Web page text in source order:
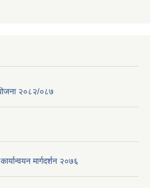
योजना २०८२/०८७
मार्गदर्शन २०७६